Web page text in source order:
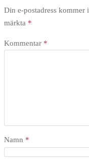
Din e-postadress kommer
märkta *
Kommentar *
Namn *